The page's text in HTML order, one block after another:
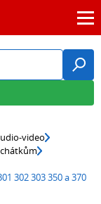
video
302 303 350 a 370